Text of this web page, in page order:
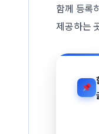
함께 등록
제공하는